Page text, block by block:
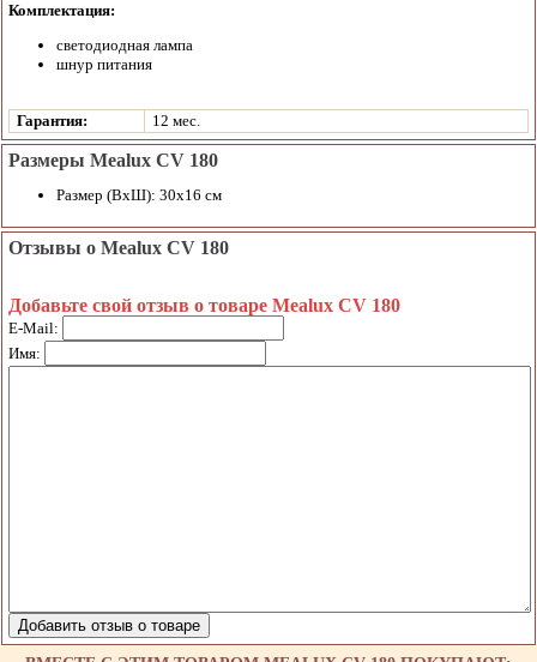
Комплектация:
светодиодная лампа
шнур питания
Гарантия: 12 мес.
Размеры Mealux CV 180
Размер (ВхШ): 30х16 см
Отзывы о Mealux CV 180
Добавьте свой отзыв о товаре Mealux CV 180
E-Mail:
Имя: